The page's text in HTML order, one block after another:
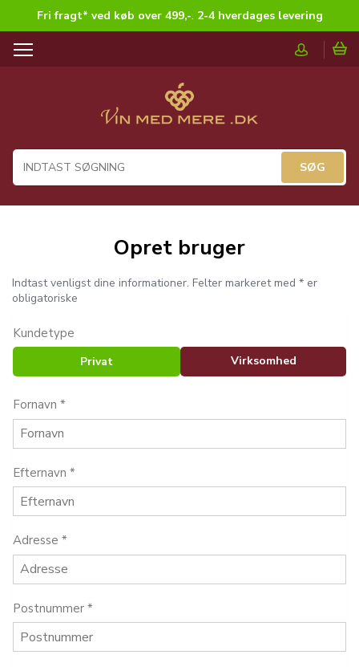
Fri fragt* ved køb over 499,-. 2-4 hverdages levering
T
a
i
i
o
Opret bruger
Indtast venligst dine informationer. Felter markeret med * er
obligatoriske
Kundetype
Privat Virksomhed
Fornavn *
Efternavn *
Adresse *
Postnummer *